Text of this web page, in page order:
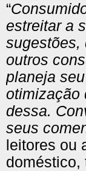
“
estreitar a
sugestões,
outros
planeja
otimização
dessa.
seus
leitores ou
doméstico,